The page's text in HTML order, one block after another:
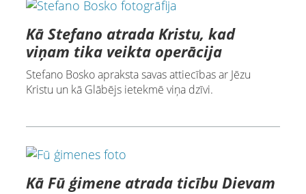
Kā Stefano atrada Kristu, kad
viņam tika veikta operācija
Stefano Bosko apraksta savas attiecības ar Jēzu
Kristu un kā Glābējs ietekmē viņa dzīvi.
Kā Fū ģimene atrada ticību Dievam